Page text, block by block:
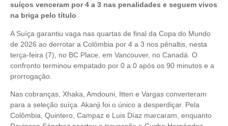
suíços venceram por 4 a 3 nas penalidades e seguem vivos
na briga pelo título
A Suíça garantiu vaga nas quartas de final da Copa do Mundo
de 2026 ao derrotar a Colômbia por 4 a 3 nos pênaltis, nesta
terça-feira (7), no BC Place, em Vancouver, no Canadá. O
confronto terminou empatado por 0 a 0 após os 90 minutos e a
prorrogação.
Nas cobranças, Xhaka, Amdouni, Itten e Vargas converteram
para a seleção suíça. Akanji foi o único a desperdiçar. Pela
Colômbia, Quintero, Campaz e Luis Díaz marcaram, enquanto